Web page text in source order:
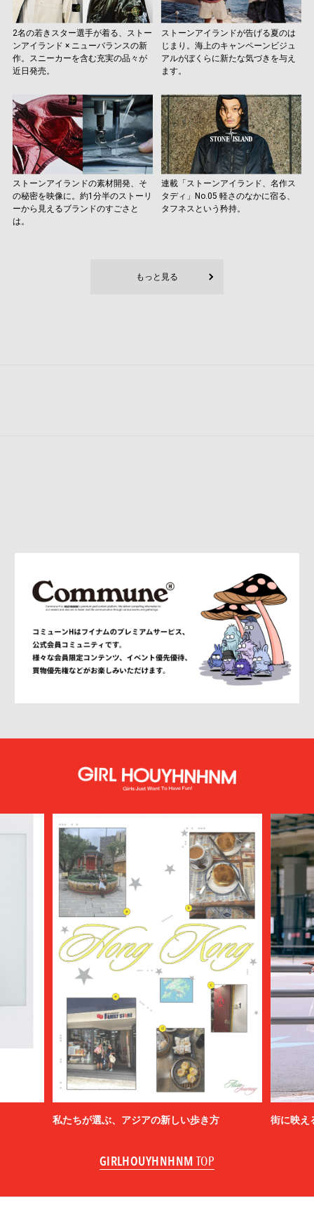
2名の若きスター選手が着る、ストー
ンアイランド × ニューバランスの新
作。スニーカーを含む充実の品々が
近日発売。
ストーンアイランドが告げる夏のは
じまり。海上のキャンペーンビジュ
アルがぼくらに新たな気づきを与え
ます。
ストーンアイランドの素材開発、そ
の秘密を映像に。約1分半のストーリ
ーから見えるブランドのすごさと
は。
連載「ストーンアイランド、名作ス
タディ」No.05 軽さのなかに宿る、
タフネスという矜持。
もっと見る
私たちが選ぶ、アジアの新しい歩き方 街に映え
GIRLHOUYHNHNM TOP